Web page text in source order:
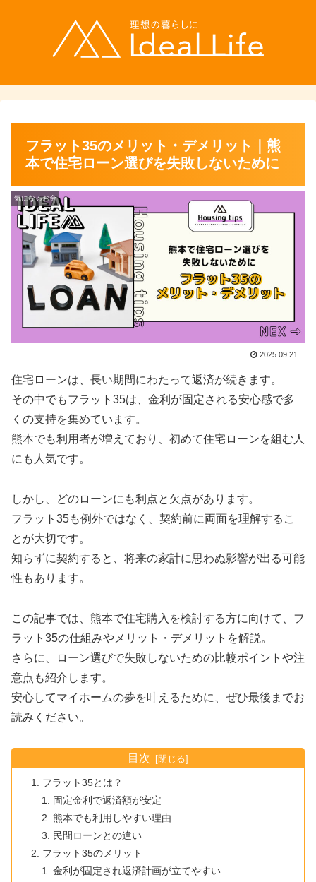
フラット35のメリット・デメリット｜熊
本で住宅ローン選びを失敗しないために
気になるお金
2025.09.21
住宅ローンは、長い期間にわたって返済が続きます。
その中でもフラット35は、金利が固定される安心感で多
くの支持を集めています。
熊本でも利用者が増えており、初めて住宅ローンを組む人
にも人気です。
しかし、どのローンにも利点と欠点があります。
フラット35も例外ではなく、契約前に両面を理解するこ
とが大切です。
知らずに契約すると、将来の家計に思わぬ影響が出る可能
性もあります。
この記事では、熊本で住宅購入を検討する方に向けて、フ
ラット35の仕組みやメリット・デメリットを解説。
さらに、ローン選びで失敗しないための比較ポイントや注
意点も紹介します。
安心してマイホームの夢を叶えるために、ぜひ最後までお
読みください。
目次
フラット35とは？
固定金利で返済額が安定
熊本でも利用しやすい理由
民間ローンとの違い
フラット35のメリット
金利が固定され返済計画が立てやすい